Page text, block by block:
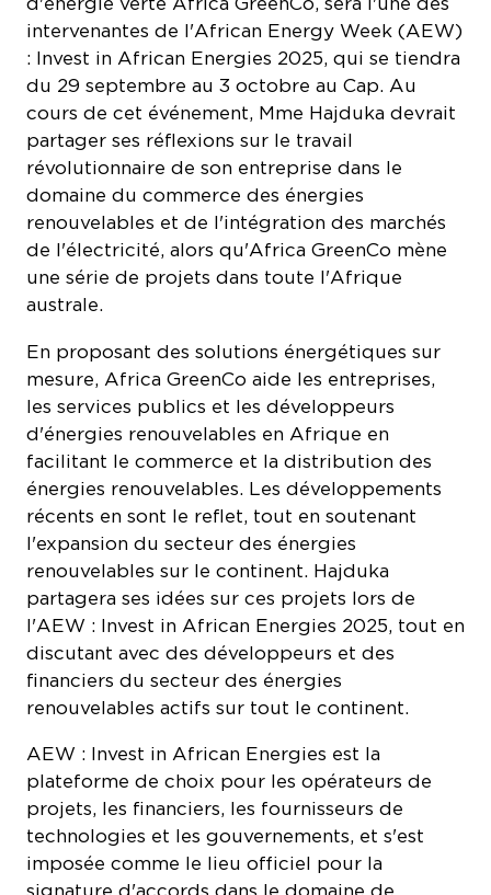
intervenantes de l'African Energy Week (AEW)
: Invest in African Energies 2025, qui se tiendra
du 29 septembre au 3 octobre au Cap. Au
cours de cet événement, Mme Hajduka devrait
partager ses réflexions sur le travail
révolutionnaire de son entreprise dans le
domaine du commerce des énergies
renouvelables et de l'intégration des marchés
de l'électricité, alors qu'Africa GreenCo mène
une série de projets dans toute l'Afrique
australe.
En proposant des solutions énergétiques sur
mesure, Africa GreenCo aide les entreprises,
les services publics et les développeurs
d'énergies renouvelables en Afrique en
facilitant le commerce et la distribution des
énergies renouvelables. Les développements
récents en sont le reflet, tout en soutenant
l'expansion du secteur des énergies
renouvelables sur le continent. Hajduka
partagera ses idées sur ces projets lors de
l'AEW : Invest in African Energies 2025, tout en
discutant avec des développeurs et des
financiers du secteur des énergies
renouvelables actifs sur tout le continent.
AEW : Invest in African Energies est la
plateforme de choix pour les opérateurs de
projets, les financiers, les fournisseurs de
technologies et les gouvernements, et s'est
imposée comme le lieu officiel pour la
signature d'accords dans le domaine de